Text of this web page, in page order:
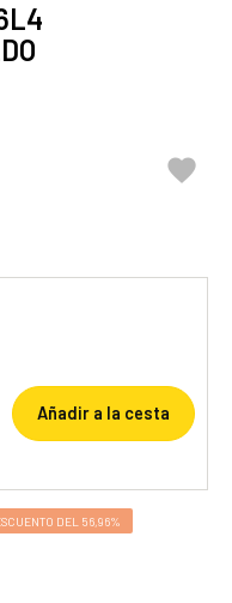

Añadir a la cesta
DEL 56,96%